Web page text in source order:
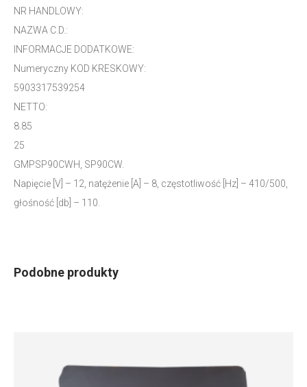
NR HANDLOWY:
NAZWA C.D.:
INFORMACJE DODATKOWE:
Numeryczny KOD KRESKOWY:
5903317539254
NETTO:
8.85
25
GMPSP90CWH, SP90CW.
Napięcie [V] – 12, natężenie [A] – 8, częstotliwość [Hz] – 410/500,
głośność [db] – 110.
Podobne produkty